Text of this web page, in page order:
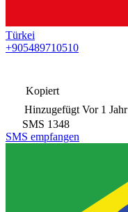
Türkei
+905489710510
Kopiert
Hinzugefügt Vor 1 Jahr
SMS 1348
SMS empfangen